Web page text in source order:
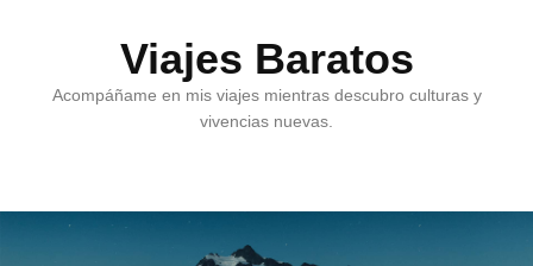
Viajes Baratos
Acompáñame en mis viajes mientras descubro culturas y
vivencias nuevas.